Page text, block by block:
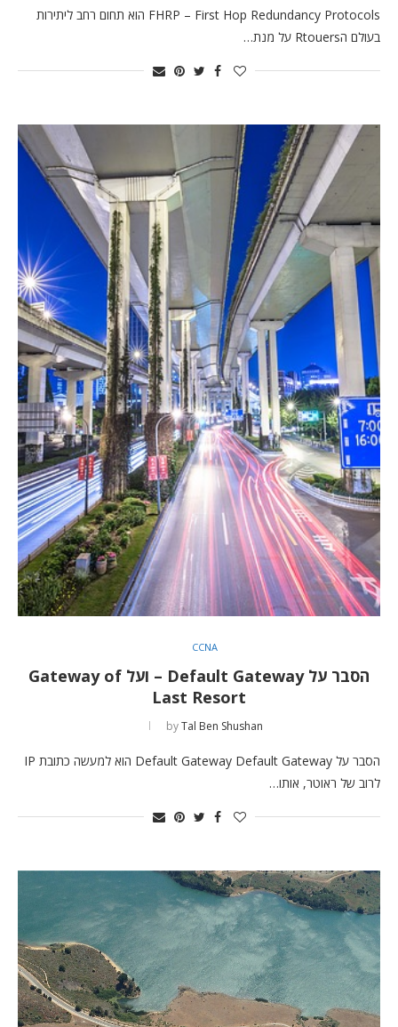
FHRP – First Hop Redundancy Protocols הוא תחום רחב ליתירות
בעולם הRtouers על מנת…
CCNA
הסבר על Default Gateway – ועל Gateway of
Last Resort
byTal Ben Shushan
הסבר על Default Gateway Default Gateway הוא למעשה כתובת IP
לרוב של ראוטר, אותו…